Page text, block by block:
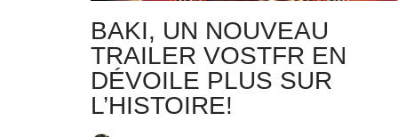
BAKI, UN NOUVEAU
TRAILER VOSTFR EN
DÉVOILE PLUS SUR
L’HISTOIRE!